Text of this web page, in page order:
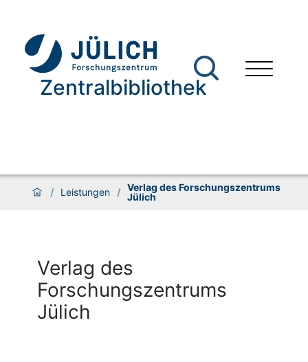
Zentralbibliothek
/ Leistungen / Verlag des Forschungszentrums
Jülich
Verlag des
Forschungszentrums
Jülich